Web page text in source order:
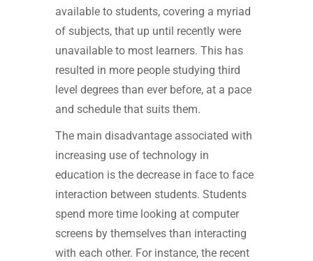
available to students, covering a myriad
of subjects, that up until recently were
unavailable to most learners. This has
resulted in more people studying third
level degrees than ever before, at a pace
and schedule that suits them.
The main disadvantage associated with
increasing use of technology in
education is the decrease in face to face
interaction between students. Students
spend more time looking at computer
screens by themselves than interacting
with each other. For instance, the recent